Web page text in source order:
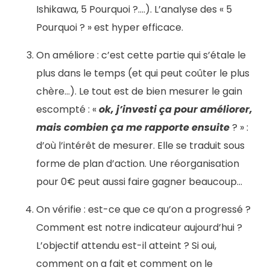
Ishikawa, 5 Pourquoi ?….). L’analyse des « 5
Pourquoi ? » est hyper efficace.
On améliore : c’est cette partie qui s’étale le
plus dans le temps (et qui peut coûter le plus
chère…). Le tout est de bien mesurer le gain
escompté : «ok, j’investi ça pour améliorer,
mais combien ça me rapporte ensuite? » :
d’où l’intérêt de mesurer. Elle se traduit sous
forme de plan d’action. Une réorganisation
pour 0€ peut aussi faire gagner beaucoup…
On vérifie : est-ce que ce qu’on a progressé ?
Comment est notre indicateur aujourd’hui ?
L’objectif attendu est-il atteint ? Si oui,
comment on a fait et comment on le